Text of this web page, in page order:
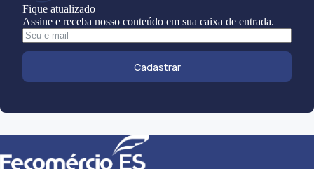
Fique atualizado
Assine e receba nosso conteúdo em sua caixa de entrada.
Cadastrar